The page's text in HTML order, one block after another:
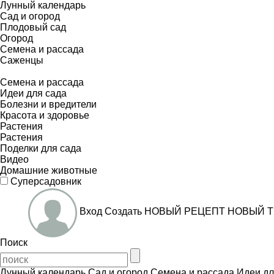
Лунный календарь
Сад и огород
Плодовый сад
Огород
Семена и рассада
Саженцы
Семена и рассада
Идеи для сада
Болезни и вредители
Красота и здоровье
Растения
Растения
Поделки для сада
Видео
Домашние животные
Суперсадовник
Вход Создать НОВЫЙ РЕЦЕПТ НОВЫЙ
Поиск